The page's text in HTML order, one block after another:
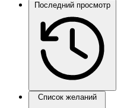
Последний просмотр
Список желаний